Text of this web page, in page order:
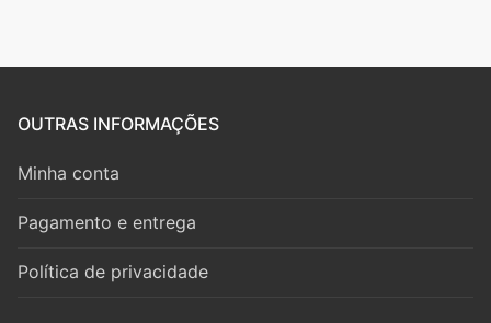
OUTRAS INFORMAÇÕES
Minha conta
Pagamento e entrega
Política de privacidade